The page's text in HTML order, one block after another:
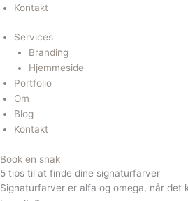
Kontakt
Services
Branding
Hjemmeside
Portfolio
Om
Blog
Kontakt
Book en snak
5 tips til at finde dine signaturfarver
Signaturfarver er alfa og omega, når det